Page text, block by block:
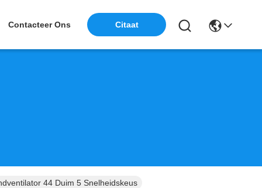
Contacteer Ons Citaat
44 Duim 5 Snelheidskeus